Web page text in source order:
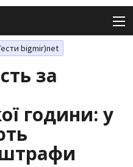
bigmir)net
за
години: у